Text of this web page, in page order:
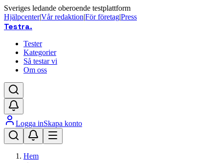
Sveriges ledande oberoende testplattform
Hjälpcenter|Vår redaktion|För företag|Press
Testra.
Tester
Kategorier
Så testar vi
Om oss
Logga inSkapa konto
Hem